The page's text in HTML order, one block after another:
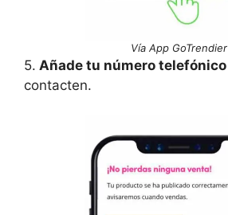
Vía App GoTrendier
5. Añade tu número telefónico
contacten.